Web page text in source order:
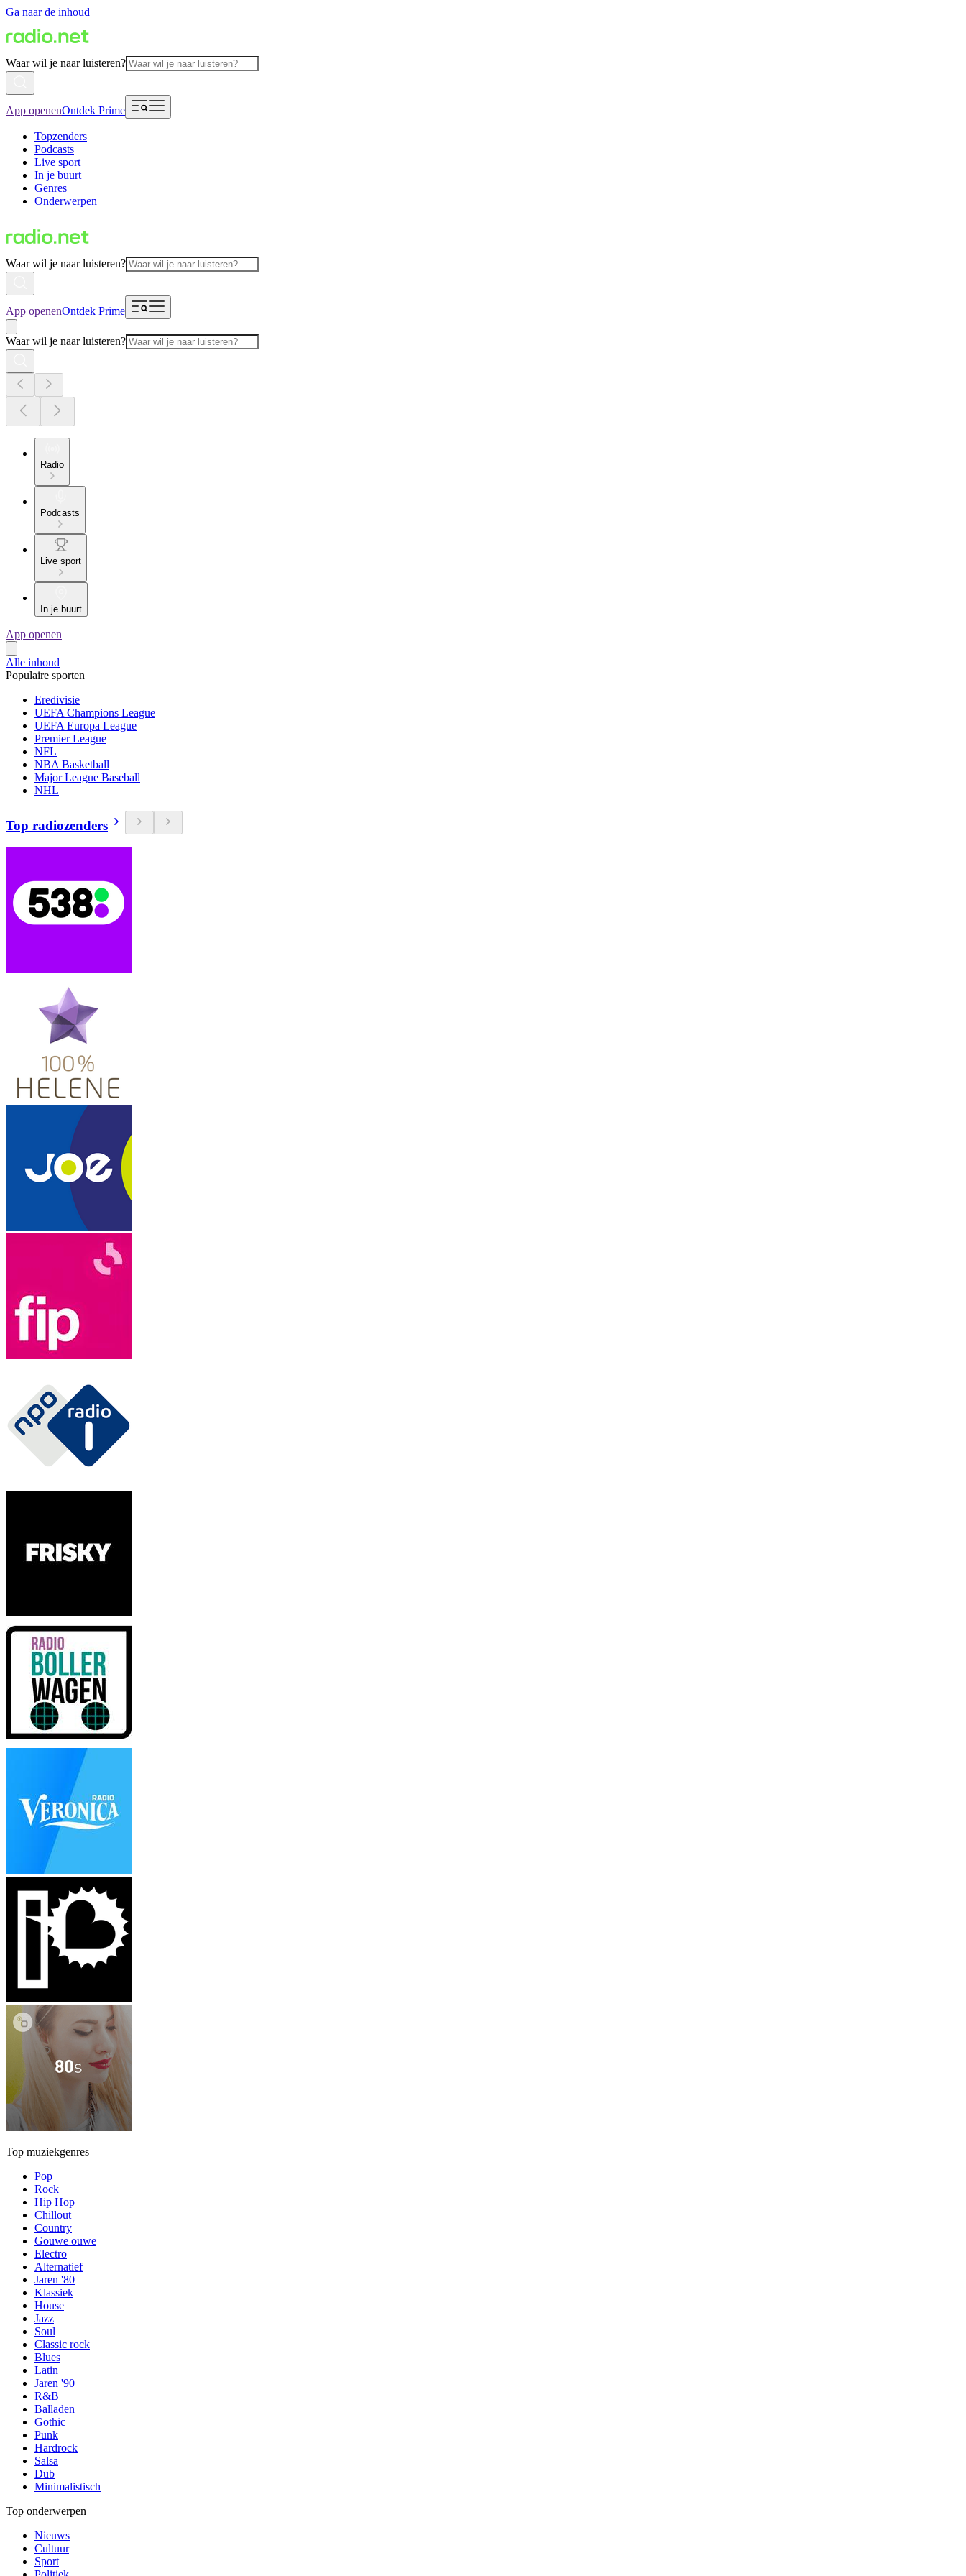
Ga naar de inhoud
Waar wil je naar luisteren?
App openenOntdek Prime
Topzenders
Podcasts
Live sport
In je buurt
Genres
Onderwerpen
Waar wil je naar luisteren?
App openenOntdek Prime
Waar wil je naar luisteren?
Radio
Podcasts
Live sport
In je buurt
App openen
Alle inhoud
Populaire sporten
Eredivisie
UEFA Champions League
UEFA Europa League
Premier League
NFL
NBA Basketball
Major League Baseball
NHL
Top radiozenders
Top muziekgenres
Pop
Rock
Hip Hop
Chillout
Country
Gouwe ouwe
Electro
Alternatief
Jaren '80
Klassiek
House
Jazz
Soul
Classic rock
Blues
Latin
Jaren '90
R&B
Balladen
Gothic
Punk
Hardrock
Salsa
Dub
Minimalistisch
Top onderwerpen
Nieuws
Cultuur
Sport